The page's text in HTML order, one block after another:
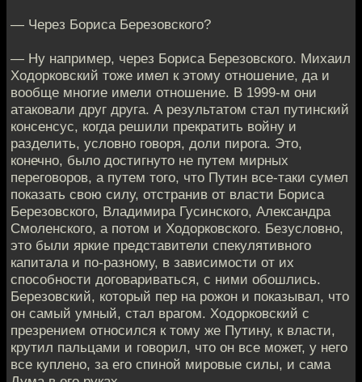
— Через Бориса Березовского?
— Ну например, через Бориса Березовского. Михаил
Ходорковский тоже имел к этому отношение, да и
вообще многие имели отношение. В 1999-м они
атаковали друг друга. А результатом стал путинский
консенсус, когда решили прекратить войну и
разделить, условно говоря, доли пирога. Это,
конечно, было достигнуто не путем мирных
переговоров, а путем того, что Путин все-таки сумел
показать свою силу, отстранив от власти Бориса
Березовского, Владимира Гусинского, Александра
Смоленского, а потом и Ходорковского. Безусловно,
это были яркие представители спекулятивного
капитала и по-разному, в зависимости от их
способности договариваться, с ними обошлись.
Березовский, который пер на рожон и показывал, что
он самый умный, стал врагом. Ходорковский с
презрением относился к тому же Путину, к власти,
крутил пальцами и говорил, что он все может, у него
все куплено, за его спиной мировые силы, и сама